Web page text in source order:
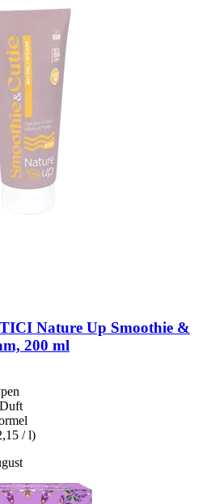
Nature Up Smoothie &
200 ml
/ l)